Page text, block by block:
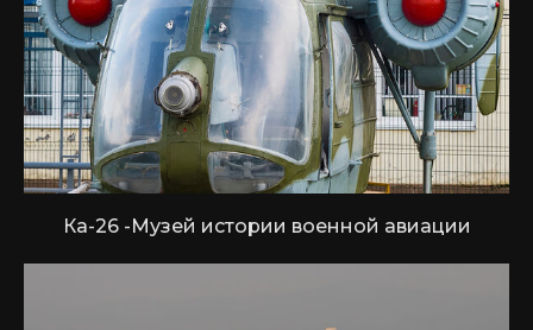
Ка-26 -Музей истории военной авиации